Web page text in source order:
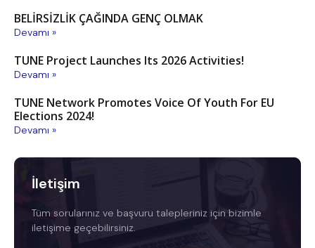
BELİRSİZLİK ÇAĞINDA GENÇ OLMAK
Devamı »
TUNE Project Launches Its 2026 Activities!
Devamı »
TUNE Network Promotes Voice Of Youth For EU
Elections 2024!
Devamı »
İletişim
Tüm sorularınız ve başvuru talepleriniz için bizimle
iletişime geçebilirsiniz.